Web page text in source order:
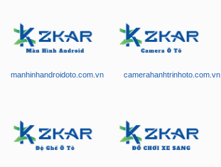
manhinhandroidoto.com.vn camerahanhtrinhoto.com.vn